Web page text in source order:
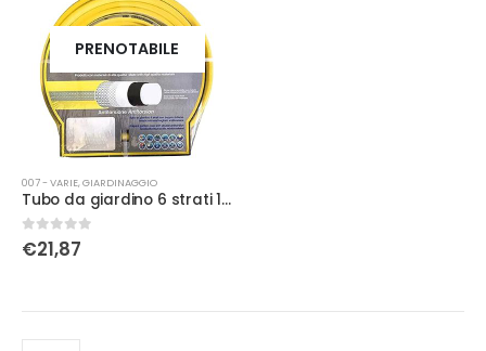
PRENOTABILE
007 - VARIE,GIARDINAGGIO
Tubo da giardino 6 strati 15 mt
0Su 5
€21,87